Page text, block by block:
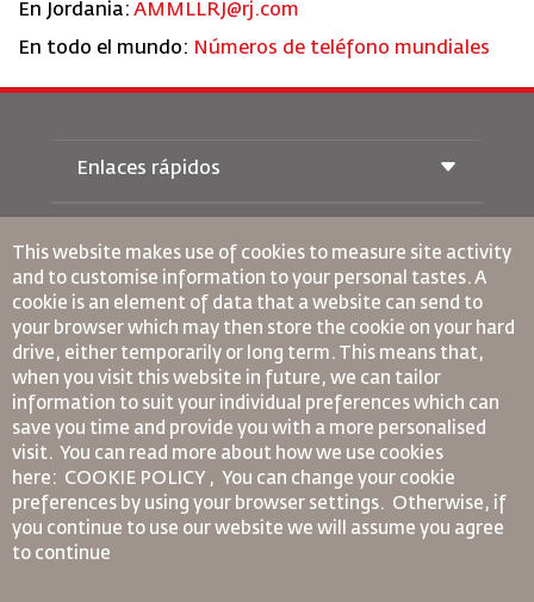
En Jordania: AMMLLRJ@rj.com
En todo el mundo: Números de teléfono mundiales
Enlaces rápidos
Condiciones de transporte
Revista Royal Wings
Viajar estando Embarazada
Preguntas Frecuentes
Necesidades Especiales
oneworld
Plan de accesibilidad y Proceso de Comentarios
Reservas de tren
Alquiler de Coches
RJ Unlimited
Oferta Para Estudiantes
Tikram
Alojamiento en Tránsito
Quiénes Somos
Anúnciese Con Nosotros
Únase a Nuestra Familia
Noticias
Política de Privacidad
Oficinas de RJ
comentarios
Normas Corporativas Vinculantes
Condiciones de Contratación
Política de Cookies
This website makes use of cookies to measure site activity
and to customise information to your personal tastes. A
cookie is an element of data that a website can send to
your browser which may then store the cookie on your hard
drive, either temporarily or long term. This means that,
when you visit this website in future, we can tailor
information to suit your individual preferences which can
save you time and provide you with a more personalised
visit. You can read more about how we use cookies
here: COOKIE POLICY , You can change your cookie
preferences by using your browser settings. Otherwise, if
you continue to use our website we will assume you agree
to continue